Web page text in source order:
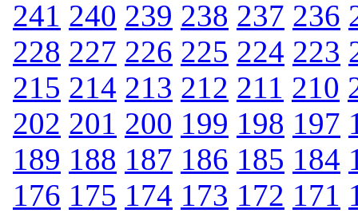
241 240 239 238 237 236
228 227 226 225 224 223
215 214 213 212 211 210
202 201 200 199 198 197
189 188 187 186 185 184
176 175 174 173 172 171